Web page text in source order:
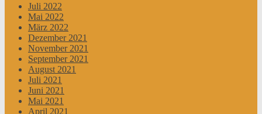
Juli 2022
Mai 2022
März 2022
Dezember 2021
November 2021
September 2021
August 2021
Juli 2021
Juni 2021
Mai 2021
April 2021